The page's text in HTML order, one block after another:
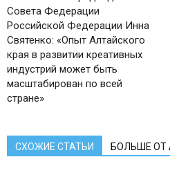
Совета Федерации
Российской Федерации Инна
Святенко: «Опыт Алтайского
края в развитии креативных
индустрий может быть
масштабирован по всей
стране»
СХОЖИЕ СТАТЬИ БОЛЬШЕ ОТ